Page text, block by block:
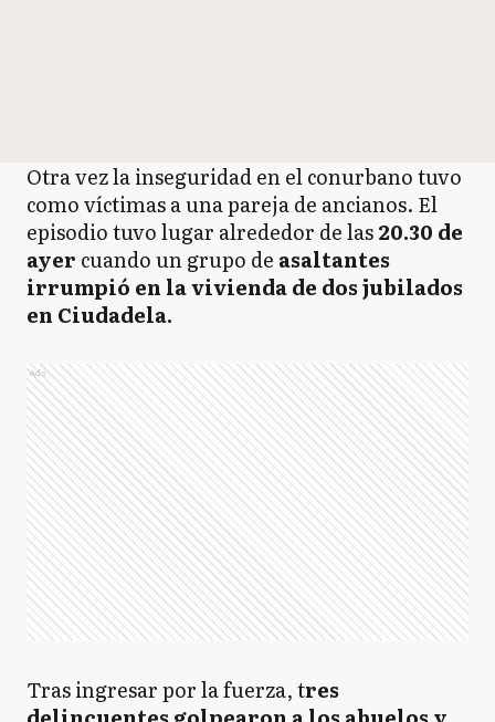
Otra vez la inseguridad en el conurbano tuvo
como víctimas a una pareja de ancianos. El
episodio tuvo lugar alrededor de las20.30 de
ayer cuando un grupo de asaltantes
irrumpió en la vivienda de dos jubilados
en Ciudadela.
Ads
Tras ingresar por la fuerza, tres